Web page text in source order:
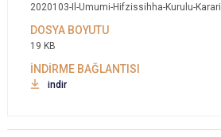
2020103-Il-Umumi-Hifzissihha-Kurulu-Karari
19 KB
indir